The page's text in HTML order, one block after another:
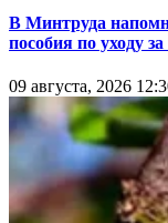
В Минтруда
пособия по уходу
09 августа, 2026